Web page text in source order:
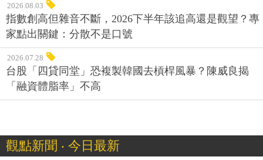
2026.08.03
指數創高但雜音不斷，2026下半年該追高還是觀望？專
家點出關鍵：分散不是口號
2026.07.28
台股「四貸同堂」恐複製韓國去槓桿風暴？陳威良揭
「融資體脂率」不高
觀點新聞 ‧ 今日最新